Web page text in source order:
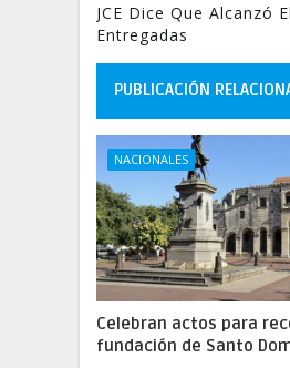
JCE Dice Que Alcanzó
Entregadas
PUBLICACIÓN
NACIONALES
Celebran actos para
fundación de Santo